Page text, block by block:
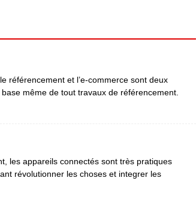
référencement et l’e-commerce sont deux
même de tout travaux de référencement.
les appareils connectés sont très pratiques
révolutionner les choses et integrer les